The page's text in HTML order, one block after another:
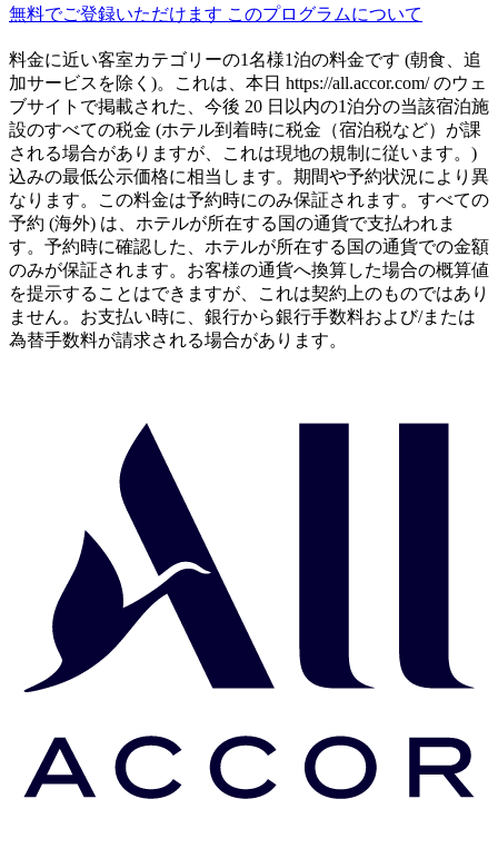
無料でご登録いただけます このプログラムについて
料金に近い客室カテゴリーの1名様1泊の料金です (朝食、追
加サービスを除く)。これは、本日 https://all.accor.com/ のウェ
ブサイトで掲載された、今後 20 日以内の1泊分の当該宿泊施
設のすべての税金 (ホテル到着時に税金（宿泊税など）が課
される場合がありますが、これは現地の規制に従います。)
込みの最低公示価格に相当します。期間や予約状況により異
なります。この料金は予約時にのみ保証されます。すべての
予約 (海外) は、ホテルが所在する国の通貨で支払われま
す。予約時に確認した、ホテルが所在する国の通貨での金額
のみが保証されます。お客様の通貨へ換算した場合の概算値
を提示することはできますが、これは契約上のものではあり
ません。お支払い時に、銀行から銀行手数料および/または
為替手数料が請求される場合があります。